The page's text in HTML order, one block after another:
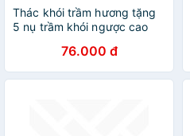
Thác khói trầm hương tặng
5 nụ trầm khói ngược cao
non bộ tiểu cảnh trang trí
76.000 đ